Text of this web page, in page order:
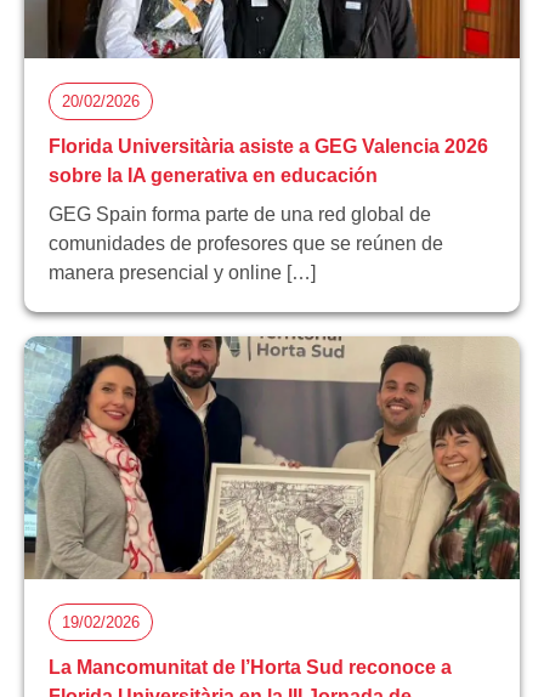
20/02/2026
Florida Universitària asiste a GEG Valencia 2026
sobre la IA generativa en educación
GEG Spain forma parte de una red global de
comunidades de profesores que se reúnen de
manera presencial y online […]
19/02/2026
La Mancomunitat de l’Horta Sud reconoce a